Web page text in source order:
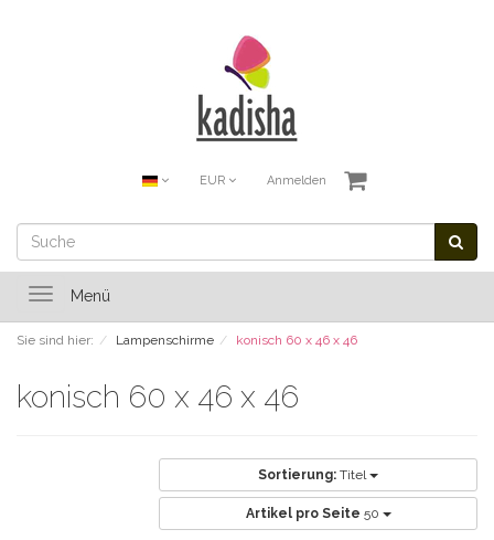
EUR Anmelden
ToggleMenü
Sie sind hier: Lampenschirme konisch 60 x 46 x 46
konisch 60 x 46 x 46
Sortierung: Titel
Artikel pro Seite 50